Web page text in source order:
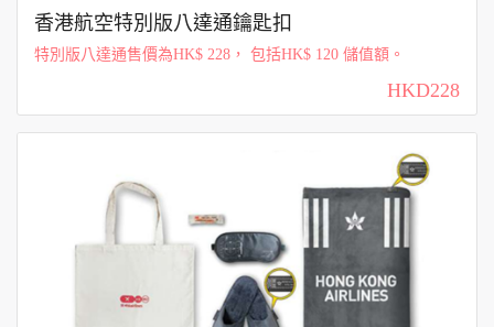
香港航空特別版八達通鑰匙扣
特別版八達通售價為HK$ 228， 包括HK$ 120 儲值額。
HKD228